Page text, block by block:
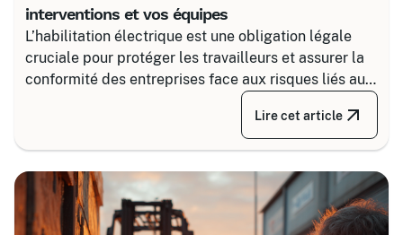
interventions et vos équipes
L’habilitation électrique est une obligation légale
cruciale pour protéger les travailleurs et assurer la
conformité des entreprises face aux risques liés au
courant. Certalis vous accompagne avec des
formations sur-mesure, initiales ou de recyclage,
pour maîtriser tous les niveaux de sécurité, du
tension.
Lire cet article